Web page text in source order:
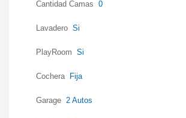
Cantidad Camas 0
Lavadero Si
PlayRoom Si
Cochera Fija
Garage 2 Autos